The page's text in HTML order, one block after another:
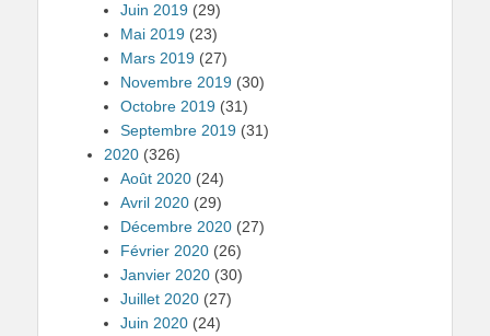
Juin 2019 (29)
Mai 2019 (23)
Mars 2019 (27)
Novembre 2019 (30)
Octobre 2019 (31)
Septembre 2019 (31)
2020 (326)
Août 2020 (24)
Avril 2020 (29)
Décembre 2020 (27)
Février 2020 (26)
Janvier 2020 (30)
Juillet 2020 (27)
Juin 2020 (24)